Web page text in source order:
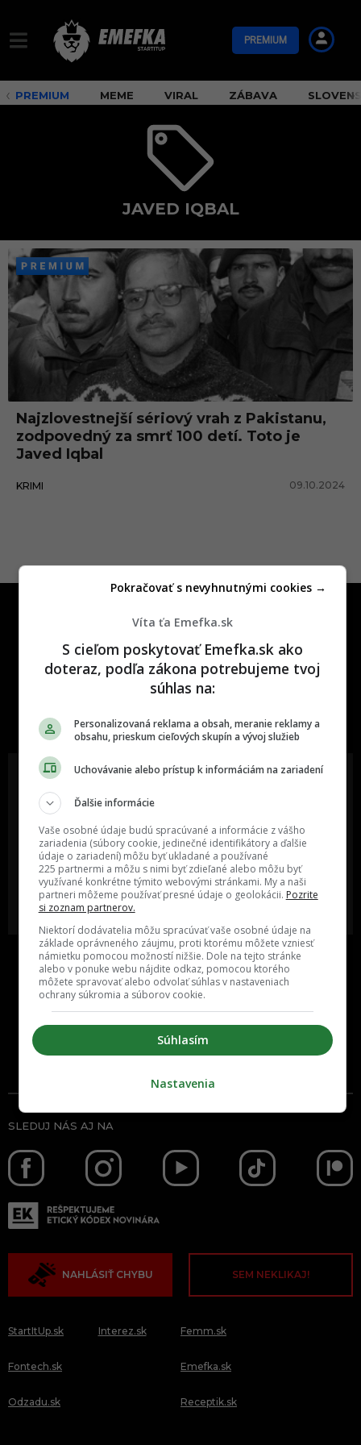
PREMIUM
PREMIUM MEME VIRAL ZÁBAVA
JAVED IQBAL
j
a
v
e
d
q
b
a
Najzlovestnejší sériový vrah z Pakistanu,
zodpovedný za smrť 100 detí. Toto je
Javed Iqbal
KRIMI 09.10.2024
One time najzábavnejšie miesto na
najzabávnejšie miesto na svete
Oslov reklamou viac ako milión
ľudí v rôznych vekových
kategóriách a na rôznych
sociálnych sieťach a nakopni svoj
biznis alebo produkt.
MÁM ZÁUJEM O
SPOLUPRÁCU
poznáš niekoho, o kom by sme
mali určite napísať?
POŠLI NÁM TIP NA ČLÁNOK
Inzercia Cenník
SLEDUJ NÁS AJ NA
NAHLÁSIŤ CHYBU SEM NEKLIKAJ!
StartItUp.sk
Fontech.sk
Odzadu.sk
Interez.sk Femm.sk
Emefka.sk
Receptik.sk
Víta ťa Emefka.sk
S cieľom poskytovať Emefka.sk ako
doteraz, podľa zákona potrebujeme tvoj
súhlas na:
Personalizovaná reklama a obsah, meranie reklamy a
obsahu, prieskum cieľových skupín a vývoj služieb
Uchovávanie alebo prístup k informáciám na zariadení
Ďalšie informácie
Vaše osobné údaje budú spracúvané a informácie z vášho
zariadenia (súbory cookie, jedinečné identifikátory a ďalšie
údaje o zariadení) môžu byť ukladané a používané
225 partnermi a môžu s nimi byť zdieľané alebo môžu byť
využívané konkrétne týmito webovými stránkami. My a naši
partneri môžeme používať presné údaje o geolokácii. Pozrite
si zoznam partnerov.
Niektorí dodávatelia môžu spracúvať vaše osobné údaje na
základe oprávneného záujmu, proti ktorému môžete vzniesť
námietku pomocou možností nižšie. Dole na tejto stránke
alebo v ponuke webu nájdite odkaz, pomocou ktorého
môžete spravovať alebo odvolať súhlas v nastaveniach
ochrany súkromia a súborov cookie.
Súhlasím
Pokračovať s nevyhnutnými cookies →
Nastavenia